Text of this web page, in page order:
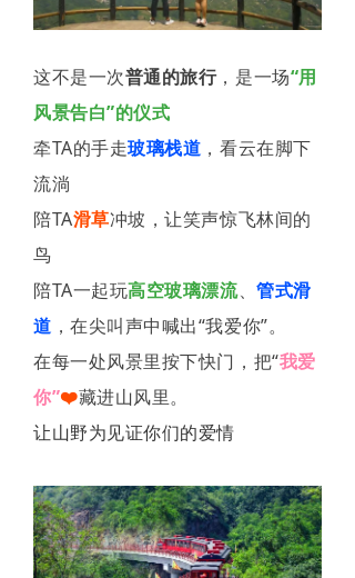
这不是一次普通的旅行，是一场“用
风景告白”的仪式
牵TA的手走玻璃栈道 ，看云在脚下
流淌
陪TA滑草冲坡，让笑声惊飞林间的
鸟
陪TA一起玩高空玻璃漂流、管式滑
道 ，在尖叫声中喊出“我爱你”。
在每一处风景里按下快门，把“我爱
你”❤️藏进山风里。
让山野为见证你们的爱情